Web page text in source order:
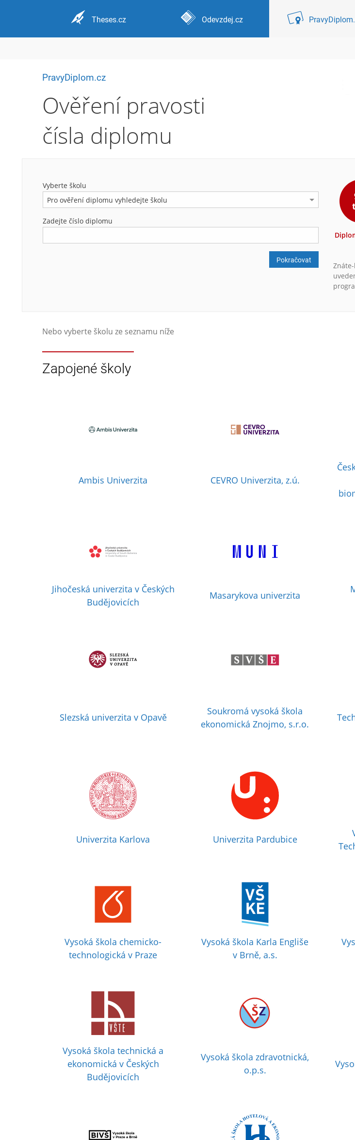
Theses.cz Odevzdej.cz
PravyDiplom.cz
Ověření pravosti
čísla diplomu
Vyberte školu
Pro ověření diplomu vyhledejte školu
Zadejte číslo diplomu
Pokračovat
Nebo vyberte školu ze seznamu níže
Zapojené školy
Ambis Univerzita CEVRO Univerzita, z.ú.
Jihočeská univerzita v Českých
Budějovicích
Masarykova univerzita
Slezská univerzita v Opavě
Soukromá vysoká škola
ekonomická Znojmo, s.r.o.
Univerzita Karlova Univerzita Pardubice
Vysoká škola chemicko-
technologická v Praze
Vysoká škola Karla Engliše
v Brně, a.s.
Vysoká škola technická a
ekonomická v Českých
Budějovicích
Vysoká škola zdravotnická,
o.p.s.